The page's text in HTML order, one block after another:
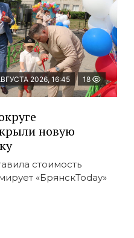
2026, 16:45 18
новую
стоимость
«БрянскToday»